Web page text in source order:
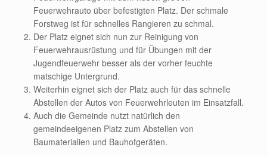
Feuerwehrauto über befestigten Platz. Der schmale
Forstweg ist für schnelles Rangieren zu schmal.
Der Platz eignet sich nun zur Reinigung von
Feuerwehrausrüstung und für Übungen mit der
Jugendfeuerwehr besser als der vorher feuchte
matschige Untergrund.
Weiterhin eignet sich der Platz auch für das schnelle
Abstellen der Autos von Feuerwehrleuten im Einsatzfall.
Auch die Gemeinde nutzt natürlich den
gemeindeeigenen Platz zum Abstellen von
Baumaterialien und Bauhofgeräten.